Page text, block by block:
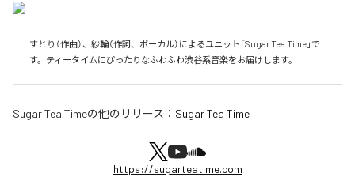
すとり（作曲）、紗輪（作詞、ボーカル）によるユニット「Sugar Tea Time」で
す。ティータイムにぴったりなふわふわ渋谷系音楽をお届けします。
Sugar Tea Timeの他のリリース： Sugar Tea Time
https://sugarteatime.com